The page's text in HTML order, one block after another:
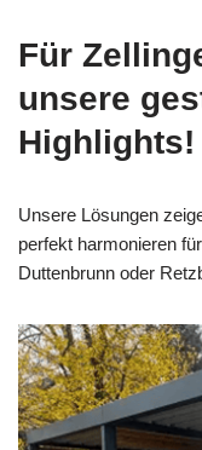
Für
unsere
Highlights!
Unsere Lösungen
perfekt harmonieren
Duttenbrunn oder